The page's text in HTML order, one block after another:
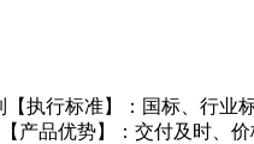
【执行标准】：国标、行
产品优势】：交付及时、